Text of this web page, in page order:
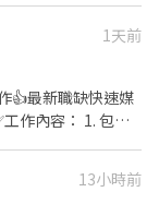
家/距離方圓16公
班』職缺，歡迎
4 天以上（週一至
我們在找的人 】 ✔
享有勞保保障，需
機車（有交通津貼
保障。 ✔不收仲介
負責洗、剝、削、
．準備不同餐點
．負責擺盤、打包
1天前
👍最新職缺快速媒
容： 1. 包裹
援 🔔需有機車&駕
13小時前